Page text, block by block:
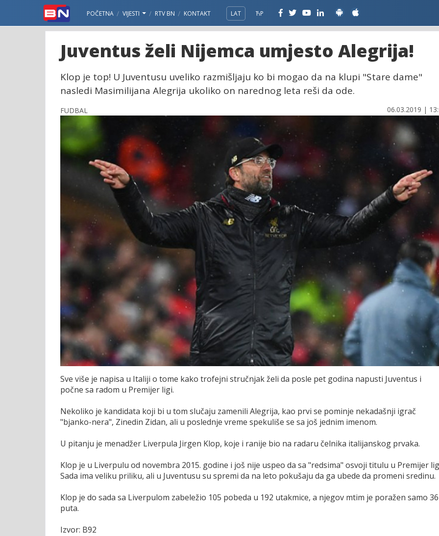
POČETNA VIJESTI RTV BN KONTAKT LAT ЋР
Juventus želi Nijemca umjesto Alegrija!
Klop je top! U Juventusu uveliko razmišljaju ko bi mogao da na klupi "Stare dame"
nasledi Masimilijana Alegrija ukoliko on narednog leta reši da ode.
FUDBAL 06.03.2019 |
Sve više je napisa u Italiji o tome kako trofejni stručnjak želi da posle pet godina napusti Juventus i
počne sa radom u Premijer ligi.
Nekoliko je kandidata koji bi u tom slučaju zamenili Alegrija, kao prvi se pominje nekadašnji igrač
"bjanko-nera", Zinedin Zidan, ali u poslednje vreme spekuliše se sa još jednim imenom.
U pitanju je menadžer Liverpula Jirgen Klop, koje i ranije bio na radaru čelnika italijanskog prvaka.
Klop je u Liverpulu od novembra 2015. godine i još nije uspeo da sa "redsima" osvoji titulu u Premijer
Sada ima veliku priliku, ali u Juventusu su spremi da na leto pokušaju da ga ubede da promeni sredinu.
Klop je do sada sa Liverpulom zabeležio 105 pobeda u 192 utakmice, a njegov mtim je poražen samo 36
puta.
Izvor: B92